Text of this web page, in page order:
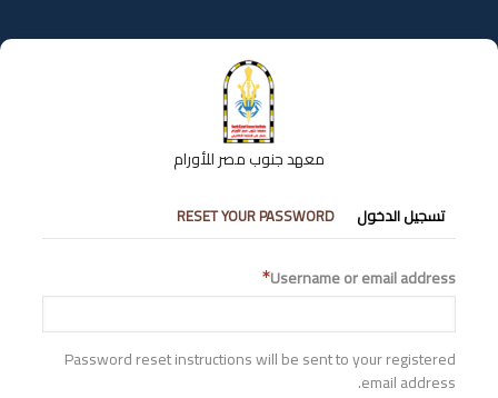
إلى
المحتوى
معهد جنوب مصر للأورام
التبويبات
الأساسية
تسجيل الدخول RESET YOUR PASSWORD
Username or email address
Password reset instructions will be sent to your registered
email address.